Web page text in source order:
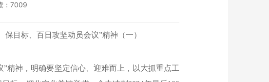
：7009
目标、百日攻坚动员会议”精神（一）
”精神，明确要坚定信心、迎难而上，以大抓重点工